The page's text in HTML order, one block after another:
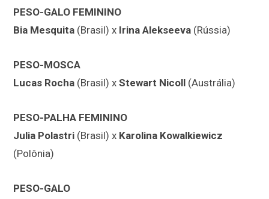
PESO-GALO FEMININO
Bia Mesquita (Brasil) x Irina Alekseeva (Rússia)
PESO-MOSCA
Lucas Rocha (Brasil) x Stewart Nicoll (Austrália)
PESO-PALHA FEMININO
Julia Polastri (Brasil) x Karolina Kowalkiewicz
(Polônia)
PESO-GALO